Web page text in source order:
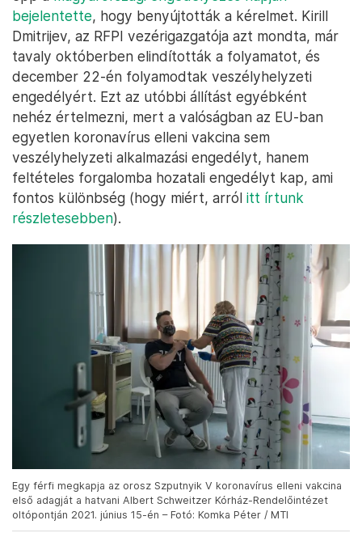
bejelentette, hogy benyújtották a kérelmet. Kirill
Dmitrijev, az RFPI vezérigazgatója azt mondta, már
tavaly októberben elindították a folyamatot, és
december 22-én folyamodtak veszélyhelyzeti
engedélyért. Ezt az utóbbi állítást egyébként
nehéz értelmezni, mert a valóságban az EU-ban
egyetlen koronavírus elleni vakcina sem
veszélyhelyzeti alkalmazási engedélyt, hanem
feltételes forgalomba hozatali engedélyt kap, ami
fontos különbség (hogy miért, arról itt írtunk
részletesebben).
Egy férfi megkapja az orosz Szputnyik V koronavírus elleni vakcina
első adagját a hatvani Albert Schweitzer Kórház-Rendelőintézet
oltópontján 2021. június 15-én – Fotó: Komka Péter / MTI